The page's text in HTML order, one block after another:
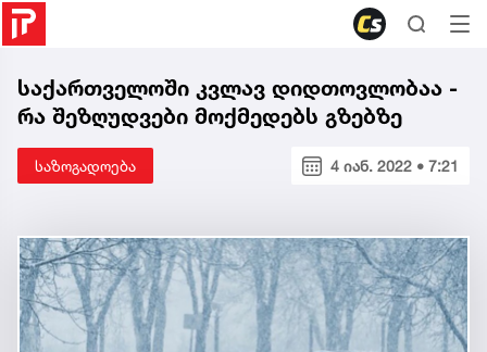
საქართველოში კვლავ დიდთოვლობაა -
რა შეზღუდვები მოქმედებს გზებზე
საზოგადოება 4 იან. 2022 • 7:21